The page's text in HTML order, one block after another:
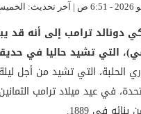
دونالد ترامب إلى أنه قد
التي تشيد حاليا في
في ​عيد ميلاد ترامب